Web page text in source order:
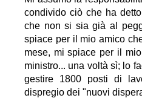
condivido ciò che ha
che non si sia già al
spiace per il mio amico
mese, mi spiace per il
ministro... una voltà sì; lo
gestire 1800 posti di
dispregio dei "nuovi